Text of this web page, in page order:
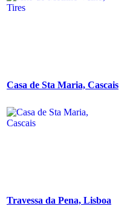
Casa de Sta Maria, Cascais
Travessa da Pena, Lisboa